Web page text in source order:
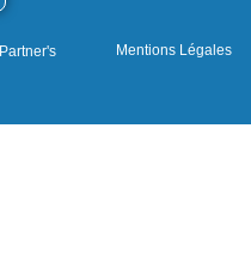
Mentions Légales